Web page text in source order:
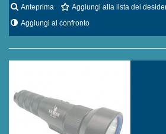
Anteprima Aggiungi alla lista dei
Aggiungi al confronto